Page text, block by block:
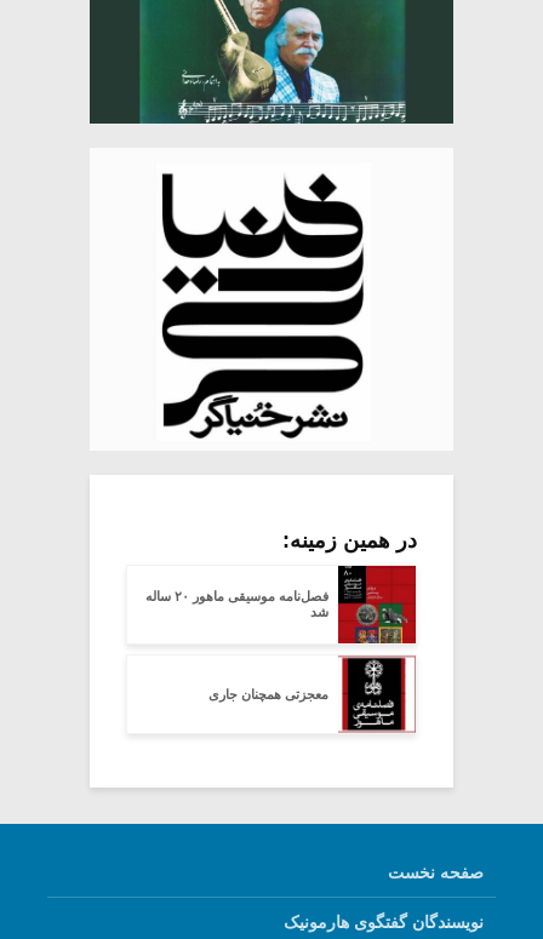
در همین زمینه:
فصل‌نامه‌ موسیقی ماهور ۲۰ ساله
شد
معجزتی همچنان جاری
صفحه نخست
نویسندگان گفتگوی هارمونیک